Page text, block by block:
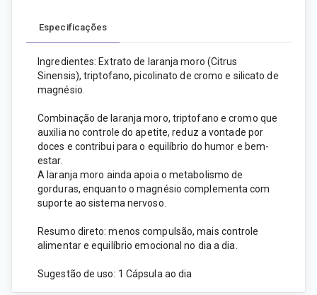
Especificações
Ingredientes: Extrato de laranja moro (Citrus
Sinensis), triptofano, picolinato de cromo e silicato de
magnésio.
Combinação de laranja moro, triptofano e cromo que
auxilia no controle do apetite, reduz a vontade por
doces e contribui para o equilíbrio do humor e bem-
estar.
A laranja moro ainda apoia o metabolismo de
gorduras, enquanto o magnésio complementa com
suporte ao sistema nervoso.
Resumo direto: menos compulsão, mais controle
alimentar e equilíbrio emocional no dia a dia.
Sugestão de uso: 1 Cápsula ao dia